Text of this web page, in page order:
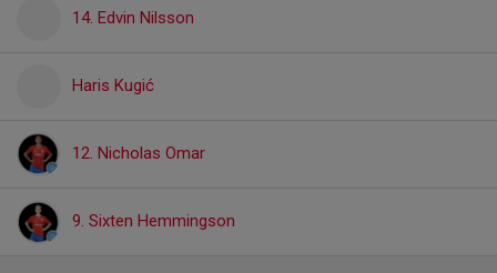
14. Edvin Nilsson
Haris Kugić
12. Nicholas Omar
9. Sixten Hemmingson